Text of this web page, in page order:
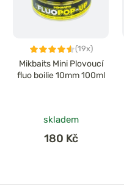
(19x)
Mikbaits Mini Plovoucí
fluo boilie 10mm 100ml
skladem
180 Kč